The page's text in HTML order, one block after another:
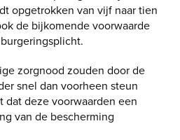
opgetrokken van vijf naar tien
de bijkomende voorwaarde
zorgnood zouden door de
snel dan voorheen steun
deze voorwaarden een
van de bescherming